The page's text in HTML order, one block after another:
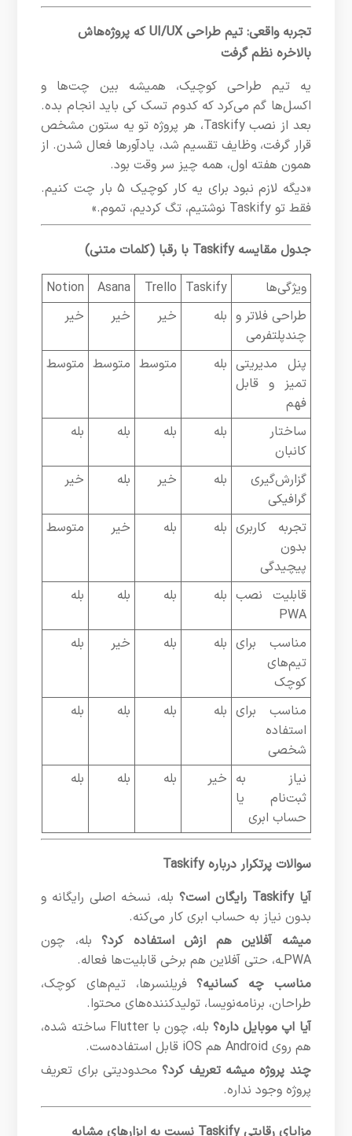
تجربه واقعی: تیم طراحی UI/UX که پروژه‌هاش
بالاخره نظم گرفت
یه تیم طراحی کوچیک، همیشه بین چت‌ها و
اکسل‌ها گم می‌کرد که کدوم تسک کی باید انجام بده.
بعد از نصب Taskify، هر پروژه تو یه ستون مشخص
قرار گرفت، وظایف تقسیم شد، یادآورها فعال شدن. از
همون هفته اول، همه چیز سر وقت بود.
«دیگه لازم نبود برای یه کار کوچیک ۵ بار چت کنیم.
فقط تو Taskify نوشتیم، تگ کردیم، تموم.»
جدول مقایسه Taskify با رقبا (کلمات متنی)
ویژگی‌ها
Taskify
Trello
Asana
Notion
طراحی فلاتر و
چندپلتفرمی
بله خیر خیر خیر
پنل مدیریتی
تمیز و قابل
فهم
بله متوسط متوسط متوسط
ساختار
کانبان
بله بله بله بله
گزارش‌گیری
گرافیکی
بله خیر بله خیر
تجربه کاربری
بدون
پیچیدگی
بله بله خیر متوسط
قابلیت نصب
PWA
بله بله بله بله
مناسب برای
تیم‌های
کوچک
بله بله خیر بله
مناسب برای
استفاده
شخصی
بله بله بله بله
نیاز به
ثبت‌نام یا
حساب ابری
خیر بله بله بله
سوالات پرتکرار درباره Taskify
آیا Taskify رایگان است؟
بله، نسخه اصلی رایگانه و
بدون نیاز به حساب ابری کار می‌کنه.
میشه آفلاین هم ازش استفاده کرد؟بله، چون
PWAـه، حتی آفلاین هم برخی قابلیت‌ها فعاله.
مناسب چه کسانیه؟فریلنسرها، تیم‌های کوچک،
طراحان، برنامه‌نویسا، تولیدکننده‌های محتوا.
آیا اپ موبایل داره؟
بله، چون با Flutter ساخته شده،
هم روی Android هم iOS قابل استفاده‌ست.
چند پروژه میشه تعریف کرد؟محدودیتی برای تعریف
پروژه وجود نداره.
مزایای رقابتی Taskify نسبت به ابزارهای مشابه